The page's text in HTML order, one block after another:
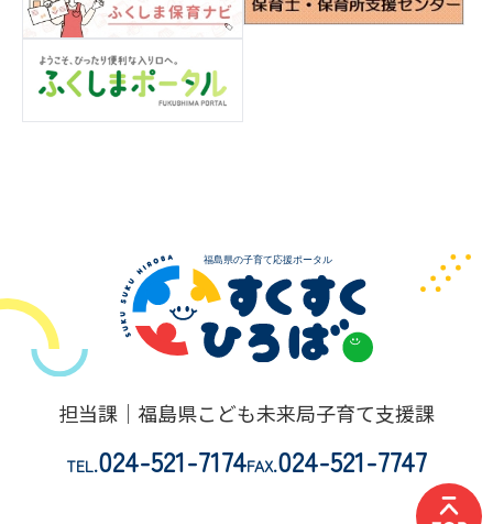
担当課｜福島県こども未来局子育て支援課
TEL.024-521-7174FAX.024-521-7747